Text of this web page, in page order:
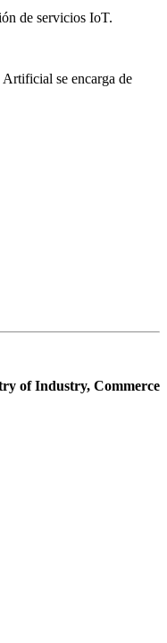
de servicios IoT.
se encarga de
of Industry, Commerce